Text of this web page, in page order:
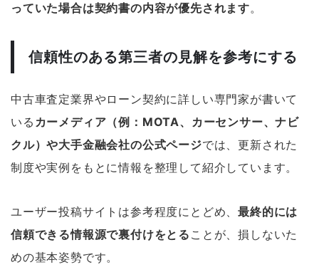
っていた場合は契約書の内容が優先されます。
信頼性のある第三者の見解を参考にする
中古車査定業界やローン契約に詳しい専門家が書いて
いる カーメディア（例：MOTA、カーセンサー、ナビ
クル）や大手金融会社の公式ページでは、更新された
制度や実例をもとに情報を整理して紹介しています。
ユーザー投稿サイトは参考程度にとどめ、最終的には
信頼できる情報源で裏付けをとる ことが、損しないた
めの基本姿勢です。